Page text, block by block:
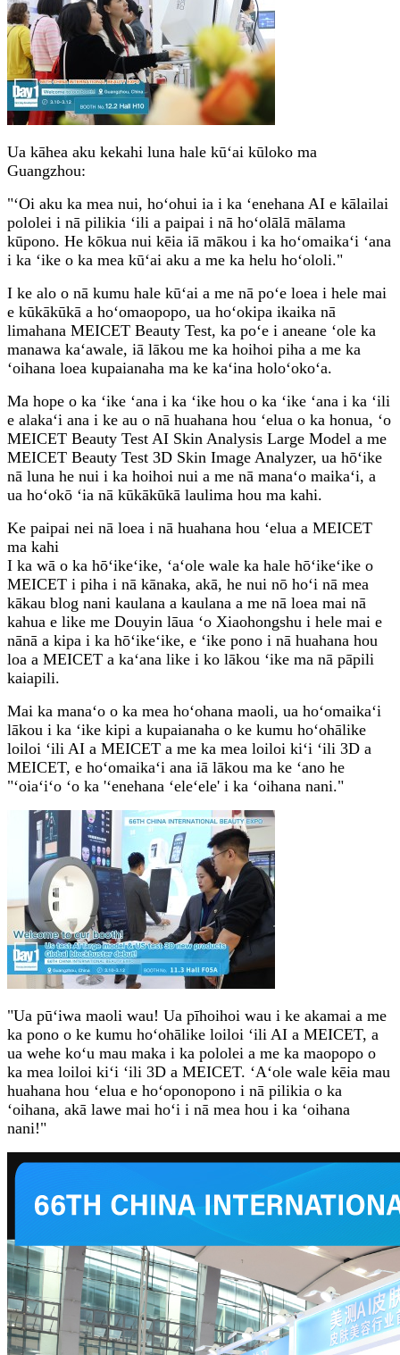
Ua kāhea aku kekahi luna hale kūʻai kūloko ma
Guangzhou:
"ʻOi aku ka mea nui, hoʻohui ia i ka ʻenehana AI e kālailai
pololei i nā pilikia ʻili a paipai i nā hoʻolālā mālama
kūpono. He kōkua nui kēia iā mākou i ka hoʻomaikaʻi ʻana
i ka ʻike o ka mea kūʻai aku a me ka helu hoʻololi."
I ke alo o nā kumu hale kūʻai a me nā poʻe loea i hele mai
e kūkākūkā a hoʻomaopopo, ua hoʻokipa ikaika nā
limahana MEICET Beauty Test, ka poʻe i aneane ʻole ka
manawa kaʻawale, iā lākou me ka hoihoi piha a me ka
ʻoihana loea kupaianaha ma ke kaʻina holoʻokoʻa.
Ma hope o ka ʻike ʻana i ka ʻike hou o ka ʻike ʻana i ka ʻili
e alakaʻi ana i ke au o nā huahana hou ʻelua o ka honua, ʻo
MEICET Beauty Test AI Skin Analysis Large Model a me
MEICET Beauty Test 3D Skin Image Analyzer, ua hōʻike
nā luna he nui i ka hoihoi nui a me nā manaʻo maikaʻi, a
ua hoʻokō ʻia nā kūkākūkā laulima hou ma kahi.
Ke paipai nei nā loea i nā huahana hou ʻelua a MEICET
ma kahi
I ka wā o ka hōʻikeʻike, ʻaʻole wale ka hale hōʻikeʻike o
MEICET i piha i nā kānaka, akā, he nui nō hoʻi nā mea
kākau blog nani kaulana a kaulana a me nā loea mai nā
kahua e like me Douyin lāua ʻo Xiaohongshu i hele mai e
nānā a kipa i ka hōʻikeʻike, e ʻike pono i nā huahana hou
loa a MEICET a kaʻana like i ko lākou ʻike ma nā pāpili
kaiapili.
Mai ka manaʻo o ka mea hoʻohana maoli, ua hoʻomaikaʻi
lākou i ka ʻike kipi a kupaianaha o ke kumu hoʻohālike
loiloi ʻili AI a MEICET a me ka mea loiloi kiʻi ʻili 3D a
MEICET, e hoʻomaikaʻi ana iā lākou ma ke ʻano he
"ʻoiaʻiʻo ʻo ka 'ʻenehana ʻeleʻele' i ka ʻoihana nani."
"Ua pūʻiwa maoli wau! Ua pīhoihoi wau i ke akamai a me
ka pono o ke kumu hoʻohālike loiloi ʻili AI a MEICET, a
ua wehe koʻu mau maka i ka pololei a me ka maopopo o
ka mea loiloi kiʻi ʻili 3D a MEICET. ʻAʻole wale kēia mau
huahana hou ʻelua e hoʻoponopono i nā pilikia o ka
ʻoihana, akā lawe mai hoʻi i nā mea hou i ka ʻoihana
nani!"